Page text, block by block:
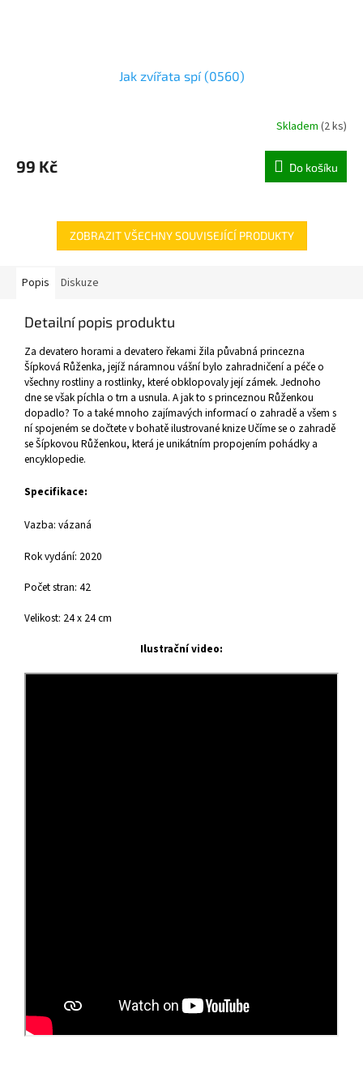
Jak zvířata spí (0560)
Skladem (2 ks)
99 Kč Do košíku
ZOBRAZIT VŠECHNY SOUVISEJÍCÍ PRODUKTY
Popis Diskuze
Detailní popis produktu
Za devatero horami a devatero řekami žila půvabná princezna
Šípková Růženka, jejíž náramnou vášní bylo zahradničení a péče o
všechny rostliny a rostlinky, které obklopovaly její zámek. Jednoho
dne se však píchla o trn a usnula. A jak to s princeznou Růženkou
dopadlo? To a také mnoho zajímavých informací o zahradě a všem s
ní spojeném se dočtete v bohatě ilustrované knize Učíme se o zahradě
se Šípkovou Růženkou, která je unikátním propojením pohádky a
encyklopedie.
Specifikace:
Vazba: vázaná
Rok vydání: 2020
Počet stran: 42
Velikost: 24 x 24 cm
Ilustrační video: